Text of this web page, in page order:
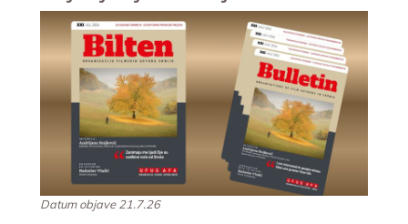
Datum objave 21.7.26